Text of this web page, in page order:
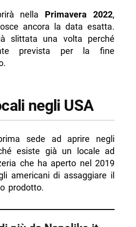
nella Primavera 2022,
ancora la data esatta.
slittata una volta perché
prevista per la fine
negli USA
sede ad aprire negli
esiste già un locale ad
che ha aperto nel 2019
americani di assaggiare il
prodotto.